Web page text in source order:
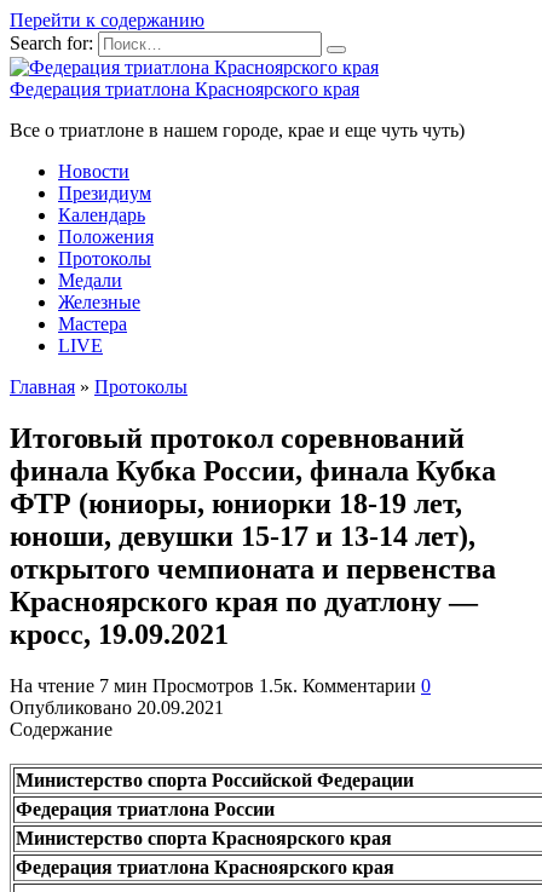
Перейти к содержанию
Search for:
Федерация триатлона Красноярского края
Все о триатлоне в нашем городе, крае и еще чуть чуть)
Новости
Президиум
Календарь
Положения
Протоколы
Медали
Железные
Мастера
LIVE
Главная » Протоколы
Итоговый протокол соревнований
финала Кубка России, финала Кубка
ФТР (юниоры, юниорки 18-19 лет,
юноши, девушки 15-17 и 13-14 лет),
открытого чемпионата и первенства
Красноярского края по дуатлону —
кросс, 19.09.2021
На чтение 7 мин Просмотров 1.5к. Комментарии 0
Опубликовано 20.09.2021
Содержание
Министерство спорта Российской Федерации
Федерация триатлона России
Министерство спорта Красноярского края
Федерация триатлона Красноярского края